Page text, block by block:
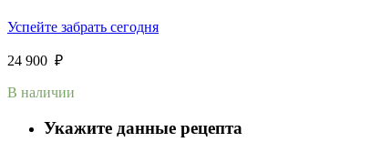
Успейте забрать сегодня
24 900 ₽
В наличии
Укажите данные рецепта